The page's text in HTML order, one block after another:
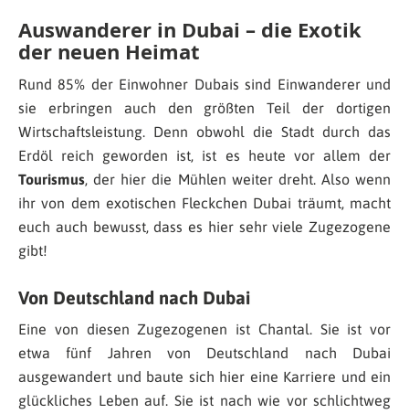
Auswanderer in Dubai – die Exotik
der neuen Heimat
Rund 85% der Einwohner Dubais sind Einwanderer und
sie erbringen auch den größten Teil der dortigen
Wirtschaftsleistung. Denn obwohl die Stadt durch das
Erdöl reich geworden ist, ist es heute vor allem der
Tourismus, der hier die Mühlen weiter dreht. Also wenn
ihr von dem exotischen Fleckchen Dubai träumt, macht
euch auch bewusst, dass es hier sehr viele Zugezogene
gibt!
Von Deutschland nach Dubai
Eine von diesen Zugezogenen ist Chantal. Sie ist vor
etwa fünf Jahren von Deutschland nach Dubai
ausgewandert und baute sich hier eine Karriere und ein
glückliches Leben auf. Sie ist nach wie vor schlichtweg